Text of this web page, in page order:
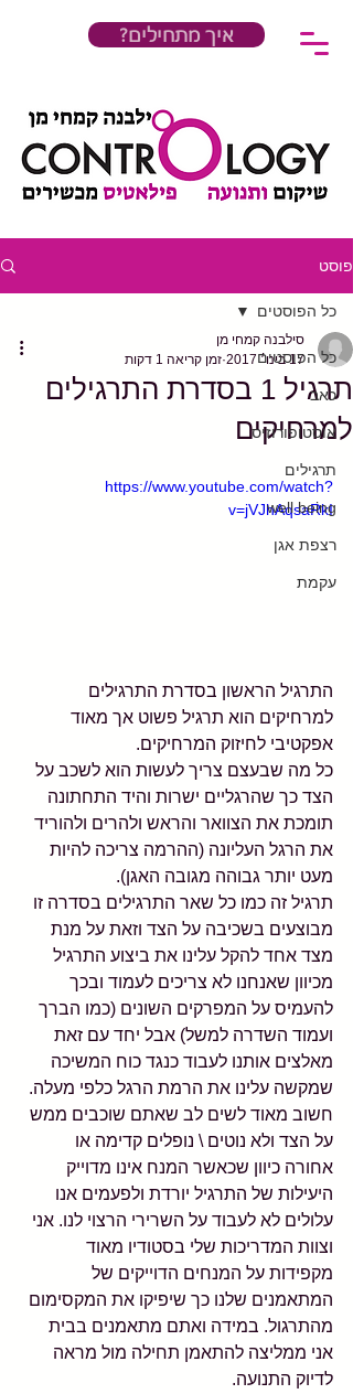
?איך מתחילים
פוסט
כל הפוסטים
כאב
אוסטופורוזיס
תרגילים
well being
רצפת אגן
עקמת
כל הפוסטים
תרגיל 1 בסדרת התרגילים
למרחיקים
סילבנה קמחי מן
17 בינו׳ 2017
זמן קריאה 1 דקות
https://www.youtube.com/watch?
v=jVJhAqsaRkI
התרגיל הראשון בסדרת התרגילים
למרחיקים הוא תרגיל פשוט אך מאוד
אפקטיבי לחיזוק המרחיקים.
כל מה שבעצם צריך לעשות הוא לשכב על
הצד כך שהרגליים ישרות והיד התחתונה
תומכת את הצוואר והראש ולהרים ולהוריד
את הרגל העליונה (ההרמה צריכה להיות
מעט יותר גבוהה מגובה האגן).
תרגיל זה כמו כל שאר התרגילים בסדרה זו
מבוצעים בשכיבה על הצד וזאת על מנת
מצד אחד להקל עלינו את ביצוע התרגיל
מכיוון שאנחנו לא צריכים לעמוד ובכך
להעמיס על המפרקים השונים (כמו הברך
ועמוד השדרה למשל) אבל יחד עם זאת
מאלצים אותנו לעבוד כנגד כוח המשיכה
שמקשה עלינו את הרמת הרגל כלפי מעלה.
חשוב מאוד לשים לב שאתם שוכבים ממש
על הצד ולא נוטים \ נופלים קדימה או
אחורה כיוון שכאשר המנח אינו מדוייק
היעילות של התרגיל יורדת ולפעמים אנו
עלולים לא לעבוד על השרירי הרצוי לנו. אני
וצוות המדריכות שלי בסטודיו מאוד
מקפידות על המנחים הדוייקים של
המתאמנים שלנו כך שיפיקו את המקסימום
מהתרגול. במידה ואתם מתאמנים בבית
אני ממליצה להתאמן תחילה מול מראה
לדיוק התנועה.